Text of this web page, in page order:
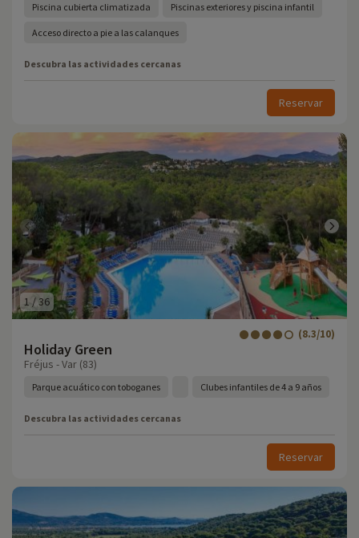
Piscina cubierta climatizada Piscinas exteriores y piscina infantil
Acceso directo a pie a las calanques
Descubra las actividades cercanas
Reservar
1 /36
Holiday Green
(8.3/10)
Fréjus - Var (83)
Parque acuático con toboganes Clubes infantiles de 4 a 9 años
Descubra las actividades cercanas
Reservar